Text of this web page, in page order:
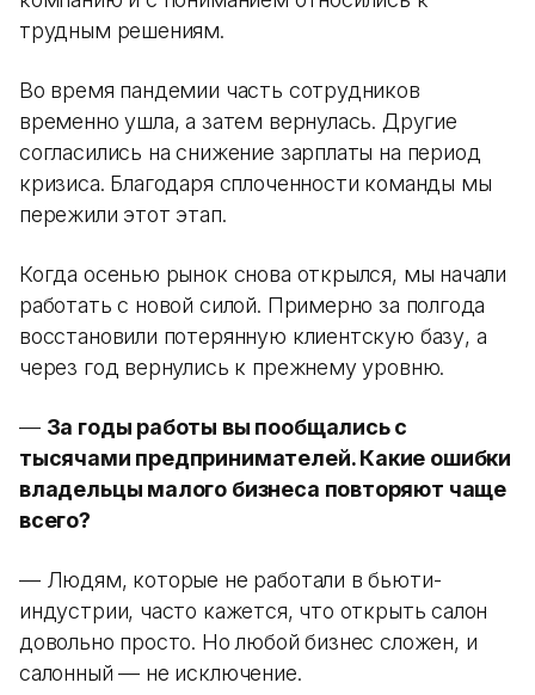
трудным решениям.
Во время пандемии часть сотрудников
временно ушла, а затем вернулась. Другие
согласились на снижение зарплаты на период
кризиса. Благодаря сплоченности команды мы
пережили этот этап.
Когда осенью рынок снова открылся, мы начали
работать с новой силой. Примерно за полгода
восстановили потерянную клиентскую базу, а
через год вернулись к прежнему уровню.
— За годы работы вы пообщались с
тысячами предпринимателей. Какие ошибки
владельцы малого бизнеса повторяют чаще
всего?
— Людям, которые не работали в бьюти-
индустрии, часто кажется, что открыть салон
довольно просто. Но любой бизнес сложен, и
салонный — не исключение.